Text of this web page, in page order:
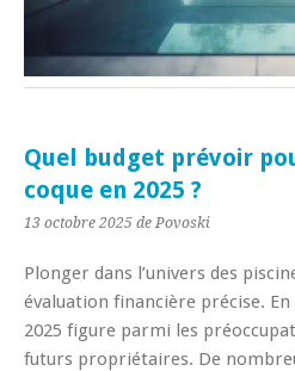
Quel budget prévoir
coque en 2025 ?
13 octobre 2025 de Povoski
Plonger dans l’univers des
évaluation financière précise.
2025 figure parmi les
futurs propriétaires. De